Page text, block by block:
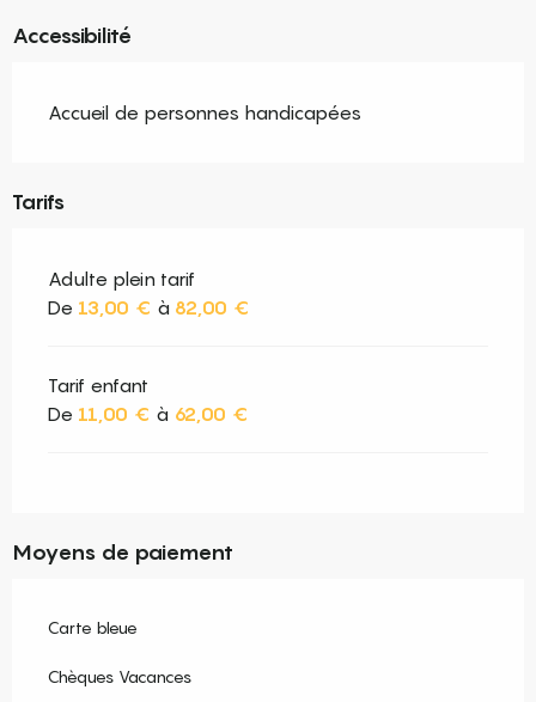
Accessibilité
Accueil de personnes handicapées
Tarifs
Adulte plein tarif
De 13,00 € à 82,00 €
Tarif enfant
De 11,00 € à 62,00 €
Moyens de paiement
Carte bleue
Chèques Vacances